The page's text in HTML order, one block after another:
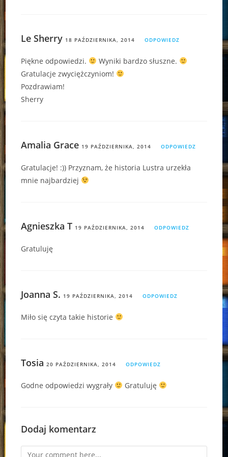
Le Sherry 18 PAŹDZIERNIKA, 2014 ODPOWIEDZ
Piękne odpowiedzi.
Wyniki bardzo słuszne.
Gratulacje zwyciężczyniom!
Pozdrawiam!
Sherry
Amalia Grace 19 PAŹDZIERNIKA, 2014 ODPOWIEDZ
Gratulacje! :)) Przyznam, że historia Lustra urzekła
mnie najbardziej
Agnieszka T 19 PAŹDZIERNIKA, 2014 ODPOWIEDZ
Gratuluję
Joanna S. 19 PAŹDZIERNIKA, 2014 ODPOWIEDZ
Miło się czyta takie historie
Tosia 20 PAŹDZIERNIKA, 2014 ODPOWIEDZ
Godne odpowiedzi wygrały Gratuluję
Dodaj komentarz
Comment